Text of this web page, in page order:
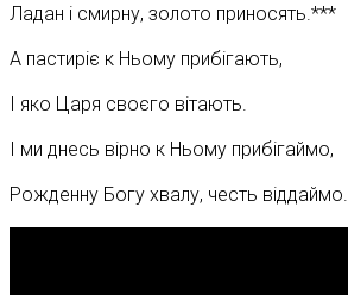
Ладан і смирну, золото приносять.***
А пастиріє к Ньому прибігають,
І яко Царя своєго вітають.
І ми днесь вірно к Ньому прибігаймо,
Рожденну Богу хвалу, честь віддаймо.